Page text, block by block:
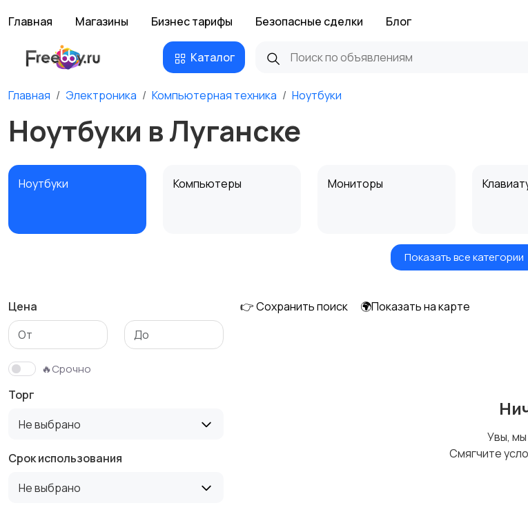
Главная Магазины Бизнес тарифы Безопасные сделки Блог
Каталог
Главная Электроника Компьютерная техника Ноутбуки
Ноутбуки в Луганске
Ноутбуки Компьютеры Мониторы
Программное
Рули,
Показать все категории
Цена
🔥Срочно
Торг
Не выбрано
Срок использования
Не выбрано
👉 Сохранить поиск 🌍Показать на карте
Увы, мы
Смягчите